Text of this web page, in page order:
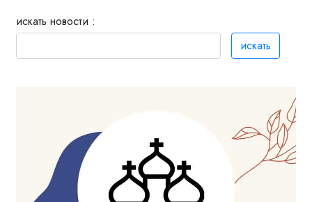
искать новости :
искать